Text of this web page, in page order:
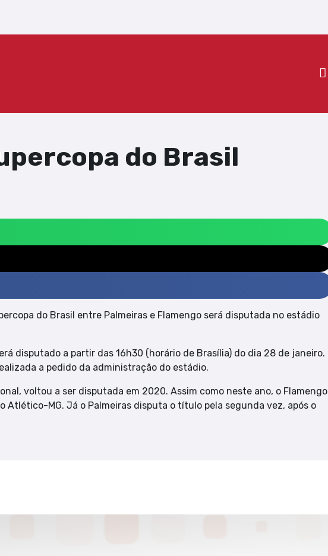
do Brasil
do Brasil entre Palmeiras e Flamengo será disputada no estádio
disputado a partir das 16h30 (horário de Brasília) do dia 28 de janeiro.
a pedido da administração do estádio.
voltou a ser disputada em 2020. Assim como neste ano, o Flamengo
MG. Já o Palmeiras disputa o título pela segunda vez, após o